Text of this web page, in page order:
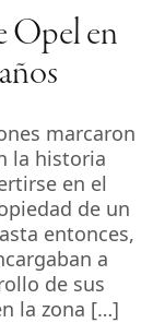
Opel en
marcaron
la historia
en el
de un
entonces,
a
de sus
la zona […]